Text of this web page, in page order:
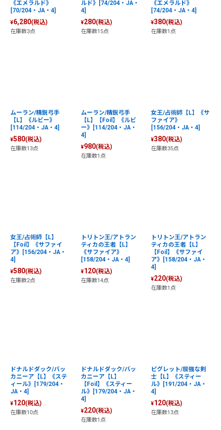
《エメラルド》
[70/204・JA・4]
¥6,280(税込)
在庫数3点
ルド》[74/204・JA・
4]
¥280(税込)
在庫数15点
《エメラルド》
[74/204・JA・4]
¥380(税込)
在庫数1点
ムーラン/精鋭弓手
【L】《ルビー》
[114/204・JA・4]
¥580(税込)
在庫数13点
ムーラン/精鋭弓手
【L】【Foil】《ルビ
ー》[114/204・JA・
4]
¥980(税込)
在庫数1点
女王/占術師【L】《サ
ファイア》
[156/204・JA・4]
¥380(税込)
在庫数35点
女王/占術師【L】
【Foil】《サファイ
ア》[156/204・JA・
4]
¥580(税込)
在庫数2点
トリトン王/アトラン
ティカの王者【L】
《サファイア》
[158/204・JA・4]
¥120(税込)
在庫数14点
トリトン王/アトラン
ティカの王者【L】
【Foil】《サファイ
ア》[158/204・JA・
4]
¥220(税込)
在庫数1点
ドナルドダック/バッ
カニーア【L】《ステ
ィール》[179/204・
JA・4]
¥120(税込)
在庫数10点
ドナルドダック/バッ
カニーア【L】
【Foil】《スティー
ル》[179/204・JA・
4]
¥220(税込)
在庫数1点
ピグレット/屈強な剣
士【L】《スティー
ル》[191/204・JA・
4]
¥120(税込)
在庫数13点